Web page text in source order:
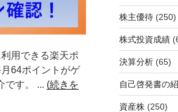
用できる楽天ポ
64ポイントがゲ
です。 ... (続きを
株主優待(250)
株式投資成績
決算分析(65)
自己啓発書の
資産株(250)